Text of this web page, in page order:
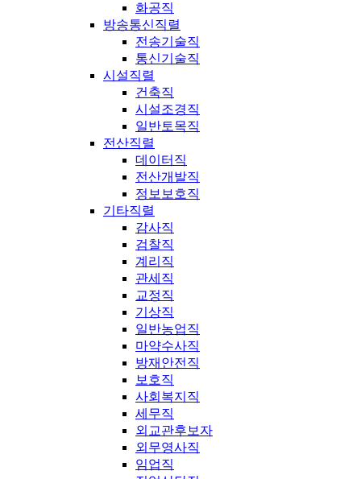
화공직
방송통신직렬
전송기술직
통신기술직
시설직렬
건축직
시설조경직
일반토목직
전산직렬
데이터직
전산개발직
정보보호직
기타직렬
감사직
검찰직
계리직
관세직
교정직
기상직
일반농업직
마약수사직
방재안전직
보호직
사회복지직
세무직
외교관후보자
외무영사직
임업직